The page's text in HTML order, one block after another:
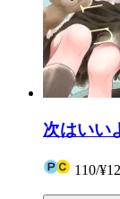
次はいい
110/